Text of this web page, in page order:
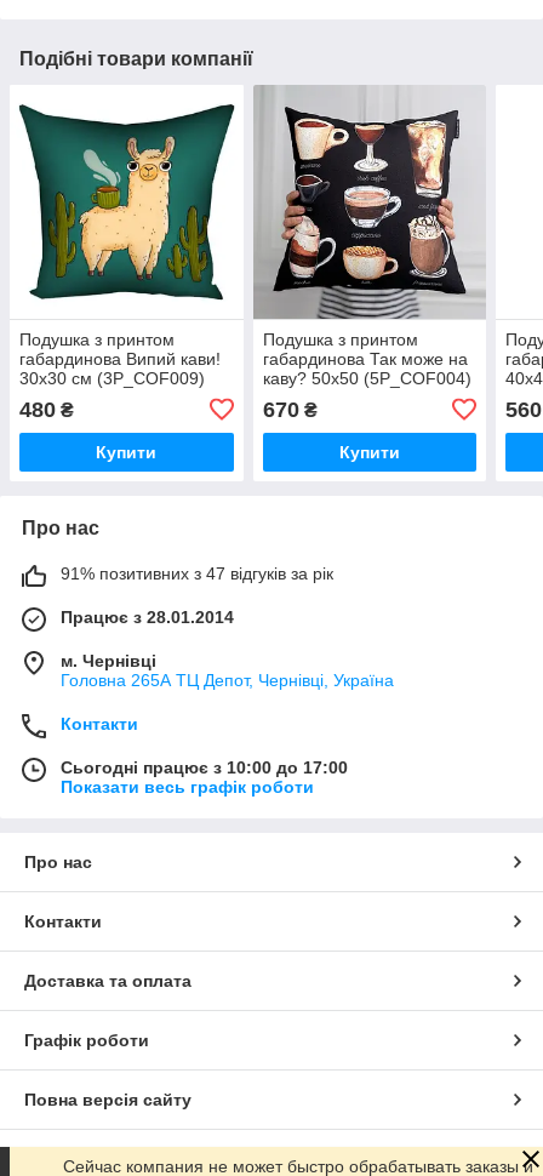
Подібні товари компанії
Подушка з принтом
габардинова Випий кави!
30x30 см (3P_COF009)
480 ₴
Купити
Подушка з принтом
габардинова Так може на
каву? 50x50 (5P_COF004)
670₴
Купити
560
Про нас
91% позитивних з 47 відгуків за рік
Працює з 28.01.2014
м. Чернівці
Головна 265А ТЦ Депот, Чернівці, Україна
Контакти
Сьогодні працює з 10:00 до 17:00
Показати весь графік роботи
Про нас
Контакти
Доставка та оплата
Графік роботи
Повна версія сайту
Сайт створено на маркетплейсі Prom.ua
Сейчас компания не может быстро обрабатывать заказы и